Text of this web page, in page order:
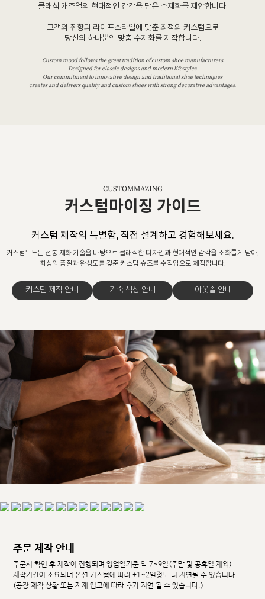
클래식 캐주얼의 현대적인 감각을 담은 수제화를 제안합니다.
고객의 취향과 라이프스타일에 맞춘 최적의 커스텀으로
당신의 하나뿐인 맞춤 수제화를 제작합니다.
Custom mood follows the great tradition of custom shoe manufacturers
Designed for classic designs and modern lifestyles.
Our commitment to innovative design and traditional shoe techniques
creates and delivers quality and custom shoes with strong decorative advantages.
CUSTOMMAZING
커스텀마이징 가이드
커스텀 제작의 특별함, 직접 설계하고 경험해보세요.
커스텀무드는 전통 제화 기술을 바탕으로 클래식한 디자인과 현대적인 감각을 조화롭게 담아,
최상의 품질과 완성도를 갖춘 커스텀 슈즈를 수작업으로 제작합니다.
커스텀 제작 안내 가죽 색상 안내 아웃솔 안내
주문 제작 안내
주문서 확인 후 제작이 진행되며 영업일기준 약 7~9일(주말 및 공휴일 제외)
제작기간이 소요되며 옵션 커스텀에 따라 +1~2일정도 더 지연될 수 있습니다.
(공장 제작 상황 또는 자재 입고에 따라 추가 지연 될 수 있습니다.)